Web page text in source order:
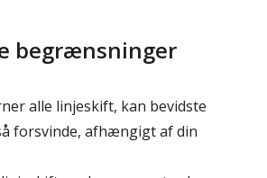
begrænsninger
alle linjeskift, kan bevidste
forsvinde, afhængigt af din